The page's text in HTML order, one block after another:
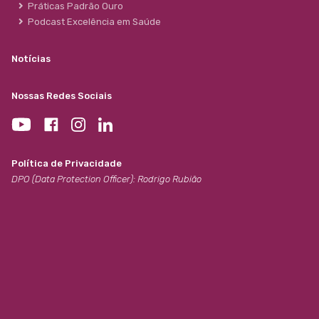
Práticas Padrão Ouro
Podcast Excelência em Saúde
Notícias
Nossas Redes Sociais
Política de Privacidade
DPO (Data Protection Officer): Rodrigo Rubião